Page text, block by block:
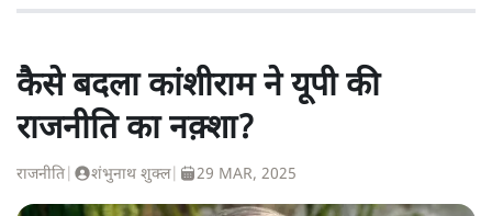
कैसे बदला कांशीराम ने यूपी की
राजनीति का नक़्शा?
राजनीति शंभुनाथ शुक्ल| 29 MAR, 2025